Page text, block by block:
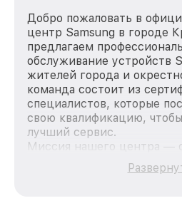
Добро пожаловать в
центр Samsung в городе
предлагаем
обслуживание устройств
жителей города и
команда состоит из
специалистов, которые
свою квалификацию,
лучший сервис.
Миссия нашего центра —
качественный и
каждого пользователя